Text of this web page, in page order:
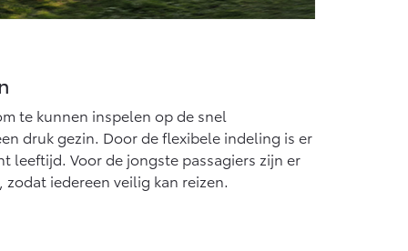
te kunnen inspelen op de snel
druk gezin. Door de flexibele indeling is er
leeftijd. Voor de jongste passagiers zijn er
iedereen veilig kan reizen.